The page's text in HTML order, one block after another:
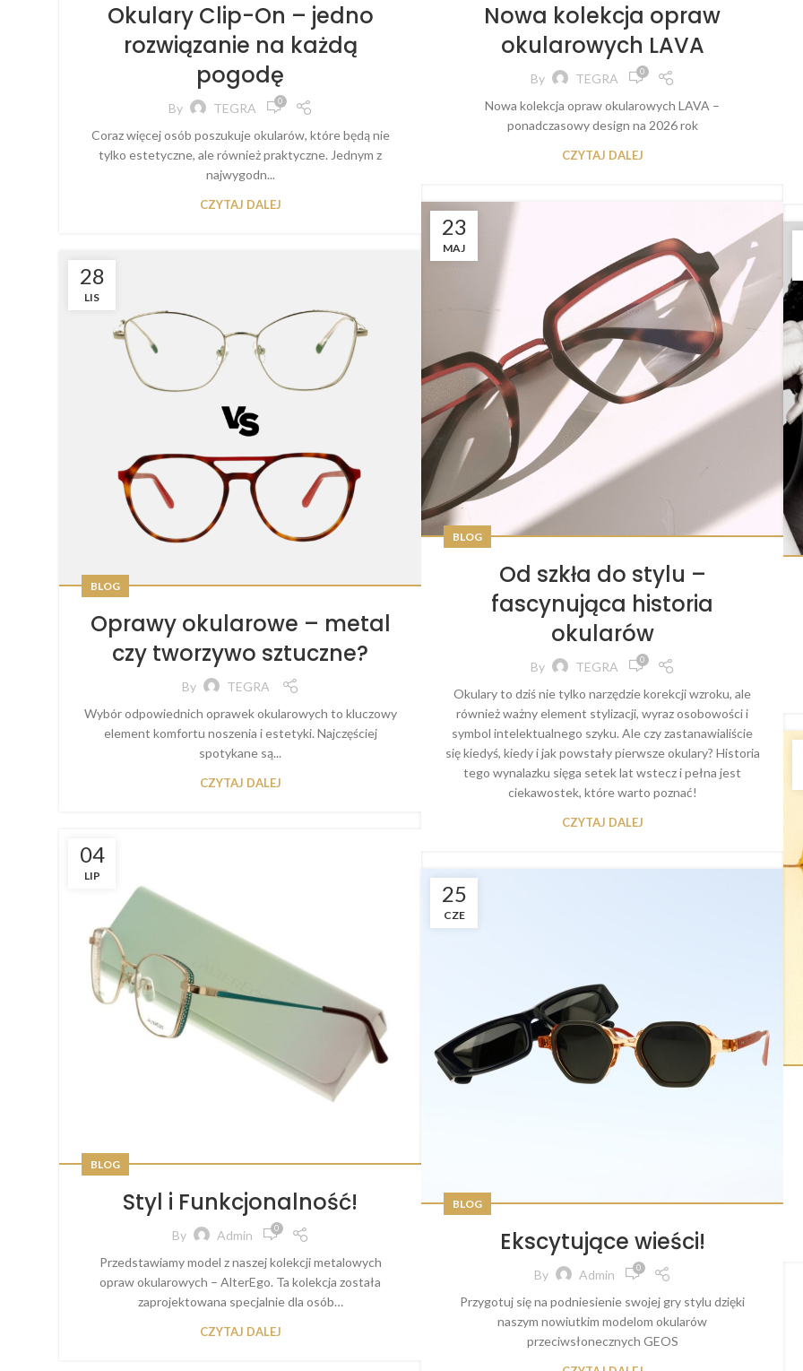
Okulary Clip-On – jedno
rozwiązanie na każdą
pogodę
By TEGRA 0
Coraz więcej osób poszukuje okularów, które będą nie
tylko estetyczne, ale również praktyczne. Jednym z
najwygodn...
CZYTAJ DALEJ
Nowa kolekcja opraw
okularowych LAVA
By TEGRA 0
Nowa kolekcja opraw okularowych LAVA –
ponadczasowy design na 2026 rok
CZYTAJ DALEJ
23
MAJ
BLOG
Od szkła do stylu –
fascynująca historia
okularów
By TEGRA 0
Okulary to dziś nie tylko narzędzie korekcji wzroku, ale
również ważny element stylizacji, wyraz osobowości i
symbol intelektualnego szyku. Ale czy zastanawialiście
się kiedyś, kiedy i jak powstały pierwsze okulary? Historia
tego wynalazku sięga setek lat wstecz i pełna jest
ciekawostek, które warto poznać!
CZYTAJ DALEJ
28
LIS
BLOG
Oprawy okularowe – metal
czy tworzywo sztuczne?
By
TEGRA
Wybór odpowiednich oprawek okularowych to kluczowy
element komfortu noszenia i estetyki. Najczęściej
spotykane są...
CZYTAJ DALEJ
04
LIP
BLOG
Styl i Funkcjonalność!
By Admin 0
Przedstawiamy model z naszej kolekcji metalowych
opraw okularowych – AlterEgo. Ta kolekcja została
zaprojektowana specjalnie dla osób…
CZYTAJ DALEJ
25
CZE
BLOG
Ekscytujące wieści!
By Admin 0
Przygotuj się na podniesienie swojej gry stylu dzięki
naszym nowiutkim modelom okularów
przeciwsłonecznych GEOS